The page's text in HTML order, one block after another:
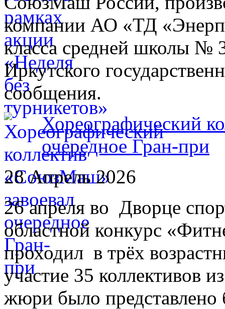
компании АО «ТД
класса средней школы №
Иркутского
сообщения.
Хореографический
очередное Гран-при
28 Апрель 2026
26 апреля во Дворце
областной конкурс
проходил в трёх
участие 35 коллективов
жюри было